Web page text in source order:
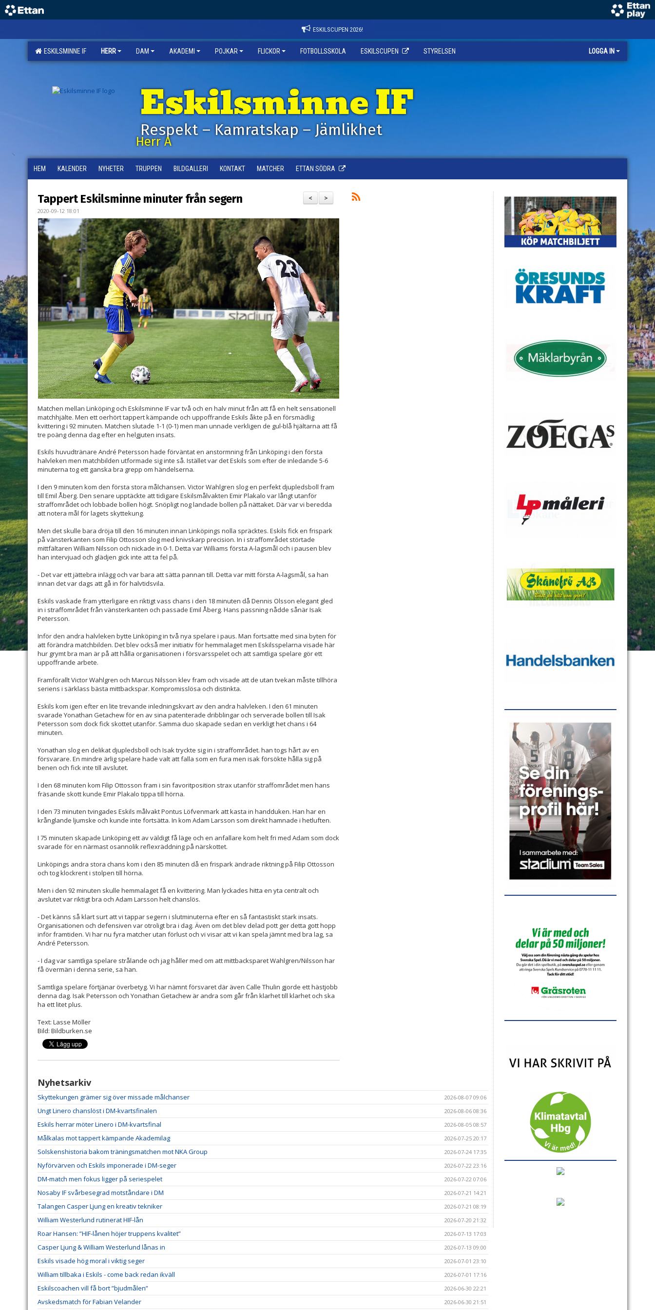
ESKILSCUPEN 2026!
ESKILSMINNE IF HERR DAM AKADEMI POJKAR FLICKOR FOTBOLLSSKOLA ESKILSCUPEN STYRELSEN LOGGA IN
Eskilsminne IF
Respekt – Kamratskap – Jämlikhet
Herr A
HEM KALENDER NYHETER TRUPPEN BILDGALLERI KONTAKT MATCHER ETTAN SÖDRA
>
<
Tappert Eskilsminne minuter från segern
2020-09-12 18:01
Matchen mellan Linköping och Eskilsminne IF var två och en halv minut från att få en helt sensationell
matchhjälte. Men ett oerhört tappert kämpande och uppoffrande Eskils åkte på en försmädlig
kvittering i 92 minuten. Matchen slutade 1-1 (0-1) men man unnade verkligen de gul-blå hjältarna att få
tre poäng denna dag efter en helgjuten insats.
Eskils huvudtränare André Petersson hade förväntat en anstormning från Linköping i den första
halvleken men matchbilden utformade sig inte så. Istället var det Eskils som efter de inledande 5-6
minuterna tog ett ganska bra grepp om händelserna.
I den 9 minuten kom den första stora målchansen. Victor Wahlgren slog en perfekt djupledsboll fram
till Emil Åberg. Den senare upptäckte att tidigare Eskilsmålvakten Emir Plakalo var långt utanför
straffområdet och lobbade bollen högt. Snöpligt nog landade bollen på nättaket. Där var vi beredda
att notera mål för lagets skyttekung.
Men det skulle bara dröja till den 16 minuten innan Linköpings nolla spräcktes. Eskils fick en frispark
på vänsterkanten som Filip Ottosson slog med knivskarp precision. In i straffområdet störtade
mittfältaren William Nilsson och nickade in 0-1. Detta var Williams första A-lagsmål och i pausen blev
han intervjuad och glädjen gick inte att ta fel på.
- Det var ett jättebra inlägg och var bara att sätta pannan till. Detta var mitt första A-lagsmål, sa han
innan det var dags att gå in för halvtidsvila.
Eskils vaskade fram ytterligare en riktigt vass chans i den 18 minuten då Dennis Olsson elegant gled
in i straffområdet från vänsterkanten och passade Emil Åberg. Hans passning nådde sånär Isak
Petersson.
Inför den andra halvleken bytte Linköping in två nya spelare i paus. Man fortsatte med sina byten för
att förändra matchbilden. Det blev också mer initiativ för hemmalaget men Eskilsspelarna visade här
hur grymt bra man är på att hålla organisationen i försvarsspelet och att samtliga spelare gör ett
uppoffrande arbete.
Framförallt Victor Wahlgren och Marcus Nilsson klev fram och visade att de utan tvekan måste tillhöra
seriens i särklass bästa mittbackspar. Kompromisslösa och distinkta.
Eskils kom igen efter en lite trevande inledningskvart av den andra halvleken. I den 61 minuten
svarade Yonathan Getachew för en av sina patenterade dribblingar och serverade bollen till Isak
Petersson som dock fick skottet utanför. Samma duo skapade sedan en verkligt het chans i 64
minuten.
Yonathan slog en delikat djupledsboll och Isak tryckte sig in i straffområdet. han togs hårt av en
försvarare. En mindre ärlig spelare hade valt att falla som en fura men isak försökte hålla sig på
benen och fick inte till avslutet.
I den 68 minuten kom Filip Ottosson fram i sin favoritposition strax utanför straffområdet men hans
fräsande skott kunde Emir Plakalo tippa till hörna.
I den 73 minuten tvingades Eskils målvakt Pontus Löfvenmark att kasta in handduken. Han har en
krånglande ljumske och kunde inte fortsätta. In kom Adam Larsson som direkt hamnade i hetluften.
I 75 minuten skapade Linköping ett av väldigt få läge och en anfallare kom helt fri med Adam som dock
svarade för en närmast osannolik reflexräddning på närskottet.
Linköpings andra stora chans kom i den 85 minuten då en frispark ändrade riktning på Filip Ottosson
och tog klockrent i stolpen till hörna.
Men i den 92 minuten skulle hemmalaget få en kvittering. Man lyckades hitta en yta centralt och
avslutet var riktigt bra och Adam Larsson helt chanslös.
- Det känns så klart surt att vi tappar segern i slutminuterna efter en så fantastiskt stark insats.
Organisationen och defensiven var otroligt bra i dag. Även om det blev delad pott ger detta gott hopp
inför framtiden. Vi har nu fyra matcher utan förlust och vi visar att vi kan spela jämnt med bra lag, sa
André Petersson.
- I dag var samtliga spelare strålande och jag håller med om att mittbacksparet Wahlgren/Nilsson har
få övermän i denna serie, sa han.
Samtliga spelare förtjänar överbetyg. Vi har nämnt försvaret där även Calle Thulin gjorde ett hästjobb
denna dag. Isak Petersson och Yonathan Getachew är andra som går från klarhet till klarhet och ska
ha ett litet plus.
Text: Lasse Möller
Bild: Bildburken.se
Nyhetsarkiv
Skyttekungen grämer sig över missade målchanser 2026-08-07 09:06
Ungt Linero chanslöst i DM-kvartsfinalen 2026-08-06 08:36
Eskils herrar möter Linero i DM-kvartsfinal 2026-08-05 08:57
Målkalas mot tappert kämpande Akademilag 2026-07-25 20:17
Solskenshistoria bakom träningsmatchen mot NKA Group 2026-07-24 17:35
Nyförvärven och Eskils imponerade i DM-seger 2026-07-22 23:16
DM-match men fokus ligger på seriespelet 2026-07-22 07:06
Nosaby IF svårbesegrad motståndare i DM 2026-07-21 14:21
Talangen Casper Ljung en kreativ tekniker 2026-07-21 08:19
William Westerlund rutinerat HIF-lån 2026-07-20 21:32
Roar Hansen: ”HIF-lånen höjer truppens kvalitet” 2026-07-13 17:03
Casper Ljung & William Westerlund lånas in 2026-07-13 09:00
Eskils visade hög moral i viktig seger 2026-07-01 23:10
William tillbaka i Eskils - come back redan ikväll 2026-07-01 17:16
Eskilscoachen vill få bort ”bjudmålen” 2026-06-30 22:21
Avskedsmatch för Fabian Velander 2026-06-30 21:51